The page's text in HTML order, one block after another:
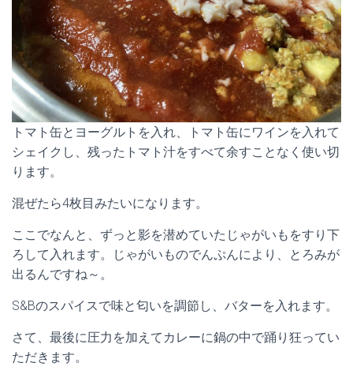
トマト缶とヨーグルトを入れ、トマト缶にワインを入れて
シェイクし、残ったトマト汁をすべて余すことなく使い切
ります。
混ぜたら4枚目みたいになります。
ここでなんと、ずっと影を潜めていたじゃがいもをすり下
ろして入れます。じゃがいものでんぷんにより、とろみが
出るんですね～。
S&Bのスパイスで味と匂いを調節し、バターを入れます。
さて、最後に圧力を加えてカレーに鍋の中で踊り狂ってい
ただきます。